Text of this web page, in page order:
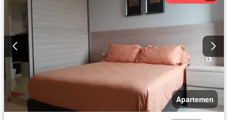
Apartemen